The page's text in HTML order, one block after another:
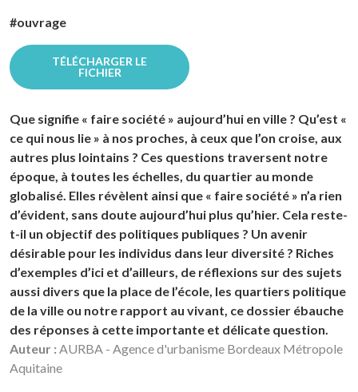
#ouvrage
TÉLÉCHARGER LE
FICHIER
Que signifie « faire société » aujourd’hui en ville ? Qu’est «
ce qui nous lie » à nos proches, à ceux que l’on croise, aux
autres plus lointains ? Ces questions traversent notre
époque, à toutes les échelles, du quartier au monde
globalisé. Elles révèlent ainsi que « faire société » n’a rien
d’évident, sans doute aujourd’hui plus qu’hier. Cela reste-
t-il un objectif des politiques publiques ? Un avenir
désirable pour les individus dans leur diversité ? Riches
d’exemples d’ici et d’ailleurs, de réflexions sur des sujets
aussi divers que la place de l’école, les quartiers politique
de la ville ou notre rapport au vivant, ce dossier ébauche
des réponses à cette importante et délicate question.
Auteur : AURBA - Agence d'urbanisme Bordeaux Métropole
Aquitaine